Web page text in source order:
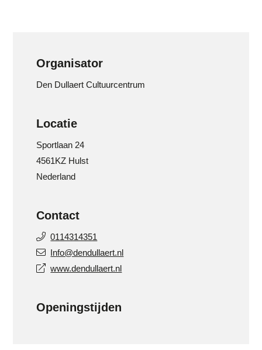
Organisator
Den Dullaert Cultuurcentrum
Locatie
Sportlaan 24
4561KZ Hulst
Nederland
Contact
0114314351
Info@dendullaert.nl
www.dendullaert.nl
Openingstijden